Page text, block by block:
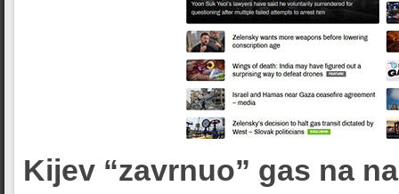
Kijev “zavrnuo” gas na